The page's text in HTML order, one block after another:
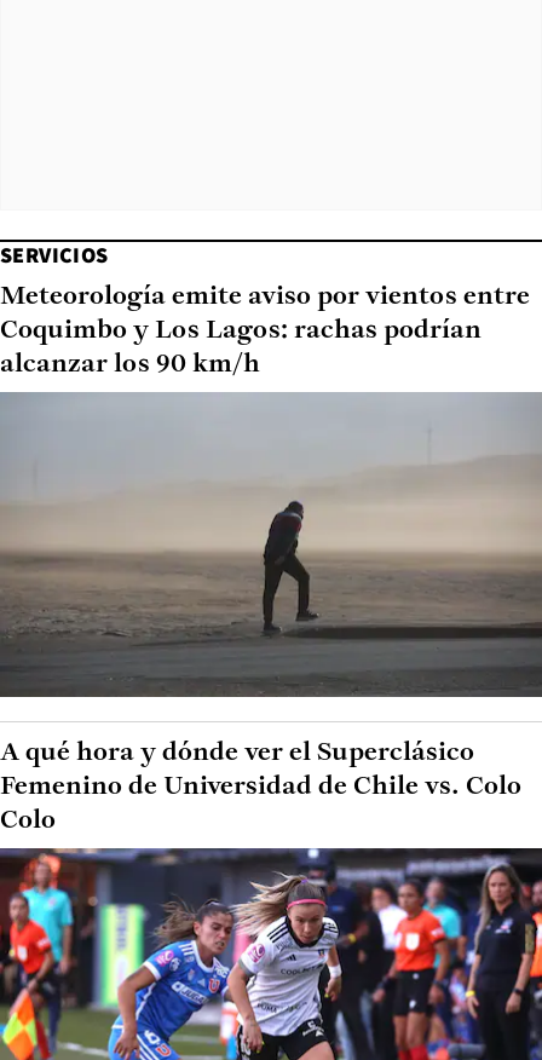
SERVICIOS
Meteorología emite aviso por vientos entre
Coquimbo y Los Lagos: rachas podrían
alcanzar los 90 km/h
A qué hora y dónde ver el Superclásico
Femenino de Universidad de Chile vs. Colo
Colo